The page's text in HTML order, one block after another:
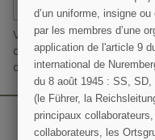
Vous pouvez vous
cela nos informations de
du site.
d’un uniforme, insigne
par les membres d’une
application de l'article 9
international de
du 8 août 1945 : SS,
(le Führer, la
principaux
collaborateurs, les